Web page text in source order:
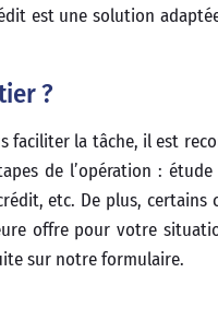
est une solution
?
faciliter la tâche, il est
de l’opération :
etc. De plus, certains
offre pour votre
sur notre formulaire.